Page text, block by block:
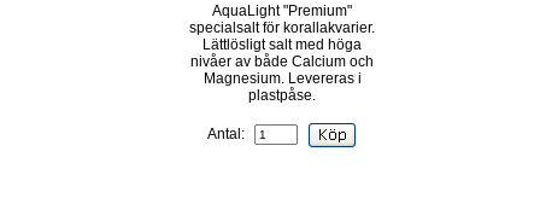
AquaLight "Premium"
specialsalt för korallakvarier.
Lättlösligt salt med höga
nivåer av både Calcium och
Magnesium. Levereras i
plastpåse.
Antal: